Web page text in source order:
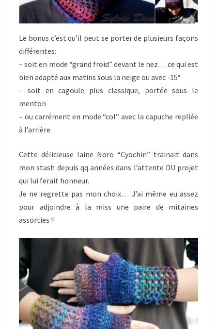
Le bonus c’est qu’il peut se porter de plusieurs façons
différentes:
– soit en mode “grand froid” devant le nez… ce qui est
bien adapté aux matins sous la neige ou avec -15°
– soit en cagoule plus classique, portée sous le
menton
– ou carrément en mode “col” avec la capuche repliée
à l’arrière.
Cette délicieuse laine Noro “Cyochin” trainait dans
mon stash depuis qq années dans l’attente DU projet
qui lui ferait honneur.
Je ne regrette pas mon choix… J’ai même eu assez
pour adjoindre à la miss une paire de mitaines
assorties !!